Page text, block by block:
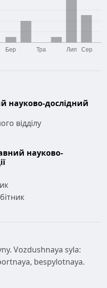
науково-дослідний
відділу
науково-
Vozdushnaya syla:
bespylotnaya.